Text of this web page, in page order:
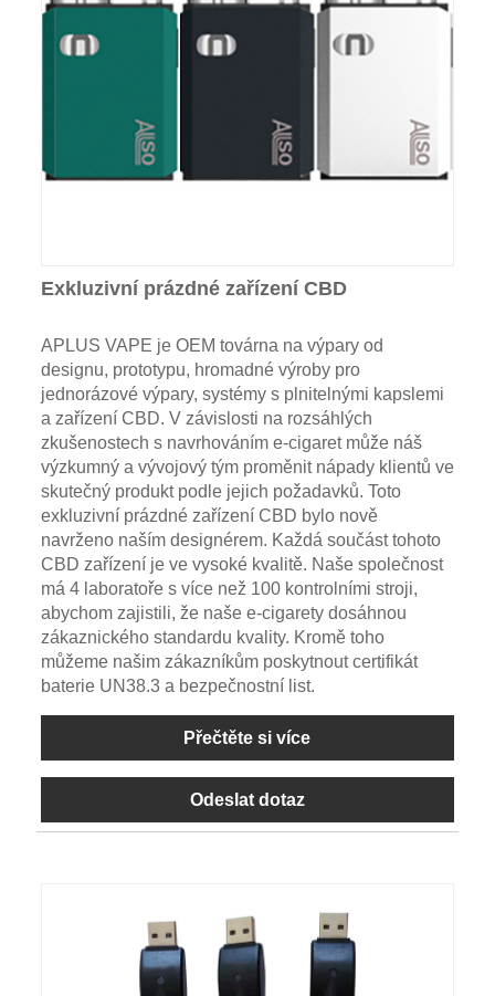
Exkluzivní prázdné zařízení CBD
APLUS VAPE je OEM továrna na výpary od
designu, prototypu, hromadné výroby pro
jednorázové výpary, systémy s plnitelnými kapslemi
a zařízení CBD. V závislosti na rozsáhlých
zkušenostech s navrhováním e-cigaret může náš
výzkumný a vývojový tým proměnit nápady klientů ve
skutečný produkt podle jejich požadavků. Toto
exkluzivní prázdné zařízení CBD bylo nově
navrženo naším designérem. Každá součást tohoto
CBD zařízení je ve vysoké kvalitě. Naše společnost
má 4 laboratoře s více než 100 kontrolními stroji,
abychom zajistili, že naše e-cigarety dosáhnou
zákaznického standardu kvality. Kromě toho
můžeme našim zákazníkům poskytnout certifikát
baterie UN38.3 a bezpečnostní list.
Přečtěte si více
Odeslat dotaz